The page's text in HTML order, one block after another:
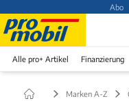
Abo
Alle pro+ Artikel Finanzierung
Marken A-Z